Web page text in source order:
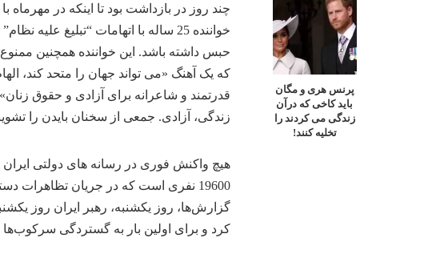
پرنس هری و مگان
باید کاخی که درآن
زندگی می کردند را
تخلیه کنند!
چند روز در بازداشت بود تا اینکه در مهرماه
خواننده 25 ساله با اتهامات
حبس داشته باشد. این خواننده همچنین
که یک آهنگ «می تواند جهان را متحد کند،
قدرتمند و شاعرانه برای آزادی و حقوق
زندگی، آزادی. جمعی از سخنان بایدن را
هیچ واکنش فوری در رسانه های دولتی ایران
گزارش‌ها، روز یکشنبه، رهبر ایران روز
کرد و برای اولین بار به گستردگی سرکوب‌ها